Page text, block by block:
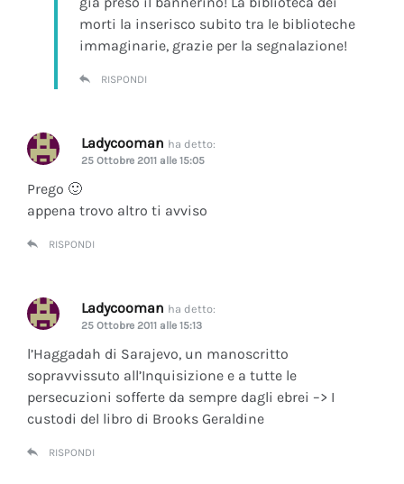
morti la inserisco subito tra le biblioteche
immaginarie, grazie per la segnalazione!
RISPONDI
Ladycooman ha detto:
25 Ottobre 2011 alle 15:05
Prego 🙂
appena trovo altro ti avviso
RISPONDI
Ladycooman ha detto:
25 Ottobre 2011 alle 15:13
l’Haggadah di Sarajevo, un manoscritto
sopravvissuto all’Inquisizione e a tutte le
persecuzioni sofferte da sempre dagli ebrei –> I
custodi del libro di Brooks Geraldine
RISPONDI